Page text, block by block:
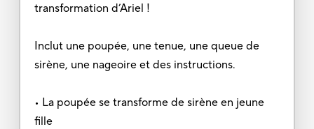
transformation d’Ariel !
Inclut une poupée, une tenue, une queue de
sirène, une nageoire et des instructions.
• La poupée se transforme de sirène en jeune
fille